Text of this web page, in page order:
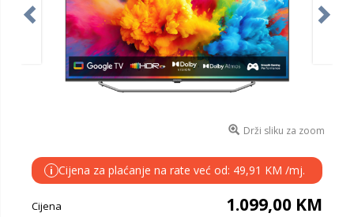
Drži sliku za zoom
i Cijena za plaćanje na rate već od: 49,91 KM /mj.
Cijena 1.099,00 KM